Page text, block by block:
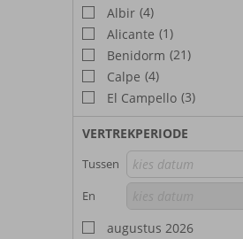
Albir (4)
Alicante (1)
Benidorm (21)
Calpe (4)
El Campello (3)
VERTREKPERIODE
Tussen
En
augustus 2026